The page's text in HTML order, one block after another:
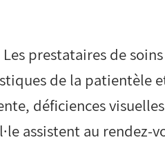
prestataires de
de la patientèle
déficiences
assistent au rendez-